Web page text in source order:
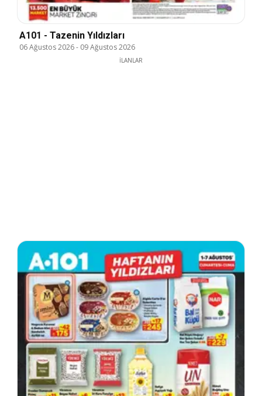
A101 - Tazenin Yıldızları
06 Ağustos 2026- 09 Ağustos 2026
İLANLAR